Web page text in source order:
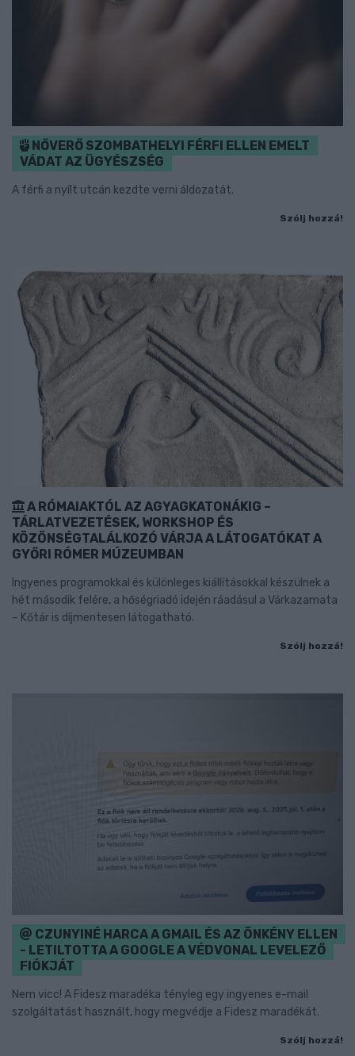
NŐVERŐ SZOMBATHELYI FÉRFI ELLEN EMELT
VÁDAT AZ ÜGYÉSZSÉG
A férfi a nyílt utcán kezdte verni áldozatát.
Szólj hozzá!
A RÓMAIAKTÓL AZ AGYAGKATONÁKIG –
TÁRLATVEZETÉSEK, WORKSHOP ÉS
KÖZÖNSÉGTALÁLKOZÓ VÁRJA A LÁTOGATÓKAT A
GYŐRI RÓMER MÚZEUMBAN
Ingyenes programokkal és különleges kiállításokkal készülnek a
hét második felére, a hőségriadó idején ráadásul a Várkazamata
– Kőtár is díjmentesen látogatható.
Szólj hozzá!
CZUNYINÉ HARCA A GMAIL ÉS AZ ÖNKÉNY ELLEN
- LETILTOTTA A GOOGLE A VÉDVONAL LEVELEZŐ
FIÓKJÁT
Nem vicc! A Fidesz maradéka tényleg egy ingyenes e-mail
szolgáltatást használt, hogy megvédje a Fidesz maradékát.
Szólj hozzá!